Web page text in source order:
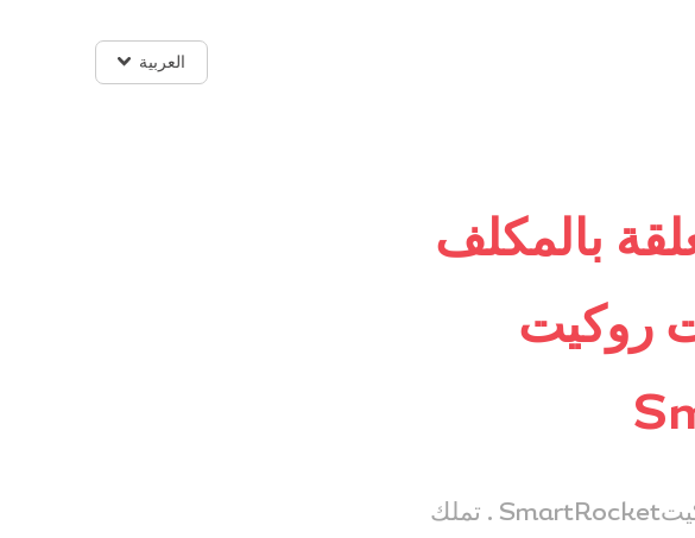
العربية
بالمكلف
روكيت
نشكركم على الاهتمام الذي تولونه لسمارت روكيتSmartRocket . تملك